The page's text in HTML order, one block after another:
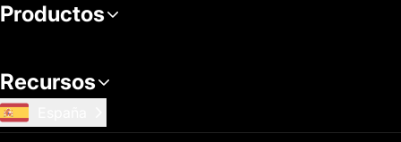
Productos
Recursos